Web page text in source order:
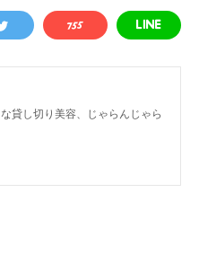
貸し切り美容、じゃらんじゃら